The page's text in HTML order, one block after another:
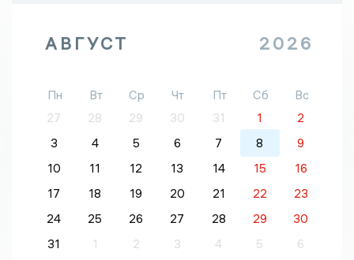
АВГУСТ 2026
Пн Вт Ср Чт Пт Сб
Вс
27
28 29 30 31 1
2
3
4 5 6 7 8
9
10
11 12 13 14 15
16
17
18 19 20 21 22
23
24
25 26 27 28 29
30
31
1 2 3 4 5 6